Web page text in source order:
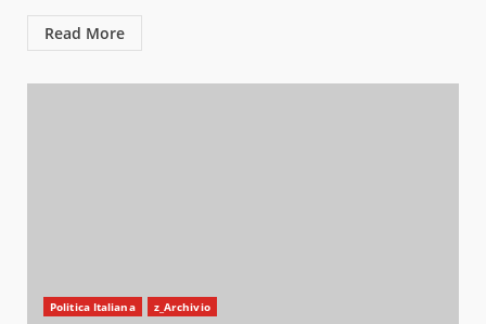
Read More
Politica Italiana z_Archivio